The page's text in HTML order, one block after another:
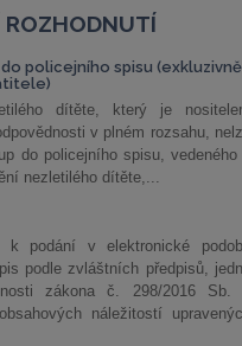
ROZHODNUTÍ
policejního spisu (exkluzivně
dítěte, který je
v plném rozsahu,
do policejního spisu, vedeného
nezletilého dítěte,...
k podání v elektronické
podle zvláštních předpisů,
zákona č. 298/2016 Sb.
náležitostí